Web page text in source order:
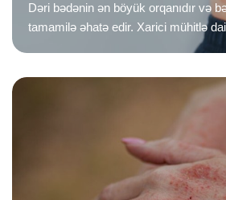
Dəri bədənin ən böyük orqanıdır və
tamamilə əhatə edir. Xarici mühitlə